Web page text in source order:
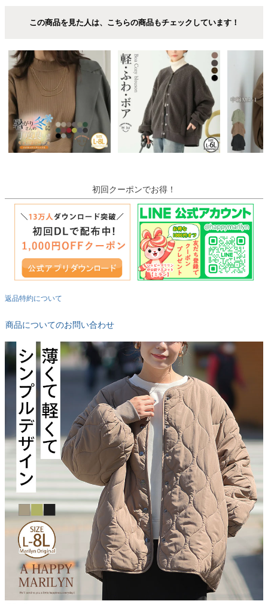
この商品を見た人は、こちらの商品もチェックしています！
初回クーポンでお得！
返品特約について
商品についてのお問い合わせ